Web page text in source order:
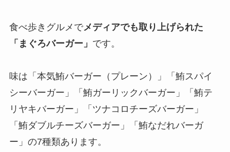
食べ歩きグルメでメディアでも取り上げられた
「まぐろバーガー」 です。
味は「本気鮪バーガー（プレーン）」「鮪スパイ
シーバーガー」「鮪ガーリックバーガー」「鮪テ
リヤキバーガー」「ツナコロチーズバーガー」
「鮪ダブルチーズバーガー」「鮪なだれバーガ
ー」の7種類あります。